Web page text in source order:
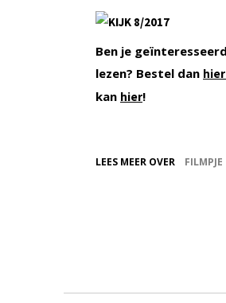
Ben je
lezen? Bestel dan hier
kan hier!
LEES MEER OVER FILMPJE